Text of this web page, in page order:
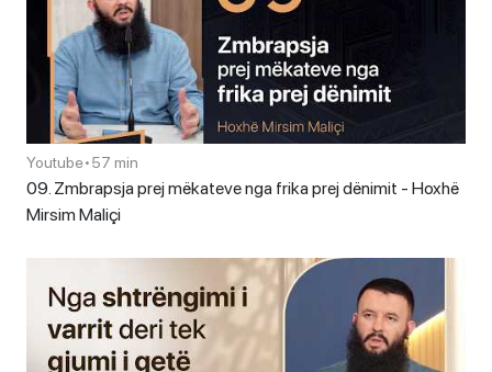
Youtube•57 min
09. Zmbrapsja prej mëkateve nga frika prej dënimit - Hoxhë
Mirsim Maliçi